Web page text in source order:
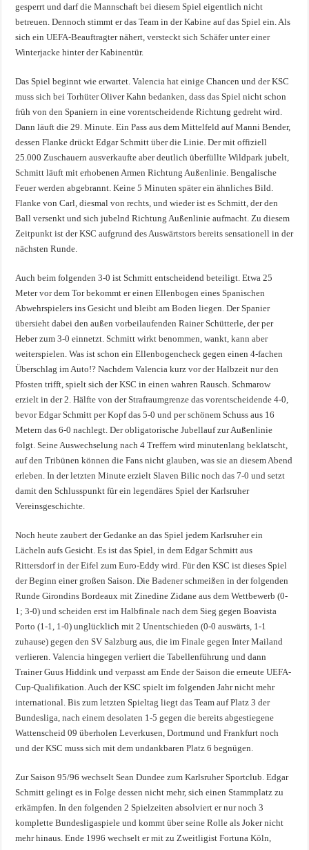
gesperrt und darf die Mannschaft bei diesem Spiel eigentlich nicht
betreuen. Dennoch stimmt er das Team in der Kabine auf das Spiel ein. Als
sich ein UEFA-Beauftragter nähert, versteckt sich Schäfer unter einer
Winterjacke hinter der Kabinentür.
Das Spiel beginnt wie erwartet. Valencia hat einige Chancen und der KSC
muss sich bei Torhüter Oliver Kahn bedanken, dass das Spiel nicht schon
früh von den Spaniern in eine vorentscheidende Richtung gedreht wird.
Dann läuft die 29. Minute. Ein Pass aus dem Mittelfeld auf Manni Bender,
dessen Flanke drückt Edgar Schmitt über die Linie. Der mit offiziell
25.000 Zuschauern ausverkaufte aber deutlich überfüllte Wildpark jubelt,
Schmitt läuft mit erhobenen Armen Richtung Außenlinie. Bengalische
Feuer werden abgebrannt. Keine 5 Minuten später ein ähnliches Bild.
Flanke von Carl, diesmal von rechts, und wieder ist es Schmitt, der den
Ball versenkt und sich jubelnd Richtung Außenlinie aufmacht. Zu diesem
Zeitpunkt ist der KSC aufgrund des Auswärtstors bereits sensationell in der
nächsten Runde.
Auch beim folgenden 3-0 ist Schmitt entscheidend beteiligt. Etwa 25
Meter vor dem Tor bekommt er einen Ellenbogen eines Spanischen
Abwehrspielers ins Gesicht und bleibt am Boden liegen. Der Spanier
übersieht dabei den außen vorbeilaufenden Rainer Schütterle, der per
Heber zum 3-0 einnetzt. Schmitt wirkt benommen, wankt, kann aber
weiterspielen. Was ist schon ein Ellenbogencheck gegen einen 4-fachen
Überschlag im Auto!? Nachdem Valencia kurz vor der Halbzeit nur den
Pfosten trifft, spielt sich der KSC in einen wahren Rausch. Schmarow
erzielt in der 2. Hälfte von der Strafraumgrenze das vorentscheidende 4-0,
bevor Edgar Schmitt per Kopf das 5-0 und per schönem Schuss aus 16
Metern das 6-0 nachlegt. Der obligatorische Jubellauf zur Außenlinie
folgt. Seine Auswechselung nach 4 Treffern wird minutenlang beklatscht,
auf den Tribünen können die Fans nicht glauben, was sie an diesem Abend
erleben. In der letzten Minute erzielt Slaven Bilic noch das 7-0 und setzt
damit den Schlusspunkt für ein legendäres Spiel der Karlsruher
Vereinsgeschichte.
Noch heute zaubert der Gedanke an das Spiel jedem Karlsruher ein
Lächeln aufs Gesicht. Es ist das Spiel, in dem Edgar Schmitt aus
Rittersdorf in der Eifel zum Euro-Eddy wird. Für den KSC ist dieses Spiel
der Beginn einer großen Saison. Die Badener schmeißen in der folgenden
Runde Girondins Bordeaux mit Zinedine Zidane aus dem Wettbewerb (0-
1; 3-0) und scheiden erst im Halbfinale nach dem Sieg gegen Boavista
Porto (1-1, 1-0) unglücklich mit 2 Unentschieden (0-0 auswärts, 1-1
zuhause) gegen den SV Salzburg aus, die im Finale gegen Inter Mailand
verlieren. Valencia hingegen verliert die Tabellenführung und dann
Trainer Guus Hiddink und verpasst am Ende der Saison die erneute UEFA-
Cup-Qualifikation. Auch der KSC spielt im folgenden Jahr nicht mehr
international. Bis zum letzten Spieltag liegt das Team auf Platz 3 der
Bundesliga, nach einem desolaten 1-5 gegen die bereits abgestiegene
Wattenscheid 09 überholen Leverkusen, Dortmund und Frankfurt noch
und der KSC muss sich mit dem undankbaren Platz 6 begnügen.
Zur Saison 95/96 wechselt Sean Dundee zum Karlsruher Sportclub. Edgar
Schmitt gelingt es in Folge dessen nicht mehr, sich einen Stammplatz zu
erkämpfen. In den folgenden 2 Spielzeiten absolviert er nur noch 3
komplette Bundesligaspiele und kommt über seine Rolle als Joker nicht
mehr hinaus. Ende 1996 wechselt er mit zu Zweitligist Fortuna Köln,